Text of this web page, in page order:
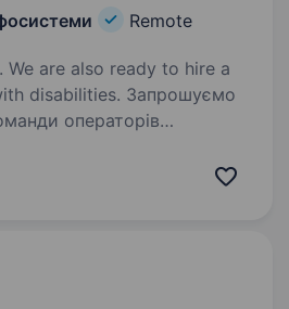
Remote
are also ready to hire a
Запрошуємо
операторів
до 24.08 (по завершенню